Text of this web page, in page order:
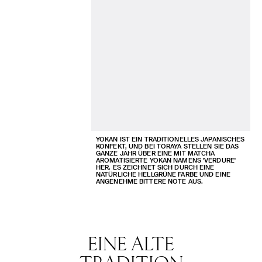
YOKAN IST EIN TRADITIONELLES JAPANISCHES
KONFEKT, UND BEI TORAYA STELLEN SIE DAS
GANZE JAHR ÜBER EINE MIT MATCHA
AROMATISIERTE YOKAN NAMENS 'VERDURE'
HER. ES ZEICHNET SICH DURCH EINE
NATÜRLICHE HELLGRÜNE FARBE UND EINE
ANGENEHME BITTERE NOTE AUS.
EINE ALTE